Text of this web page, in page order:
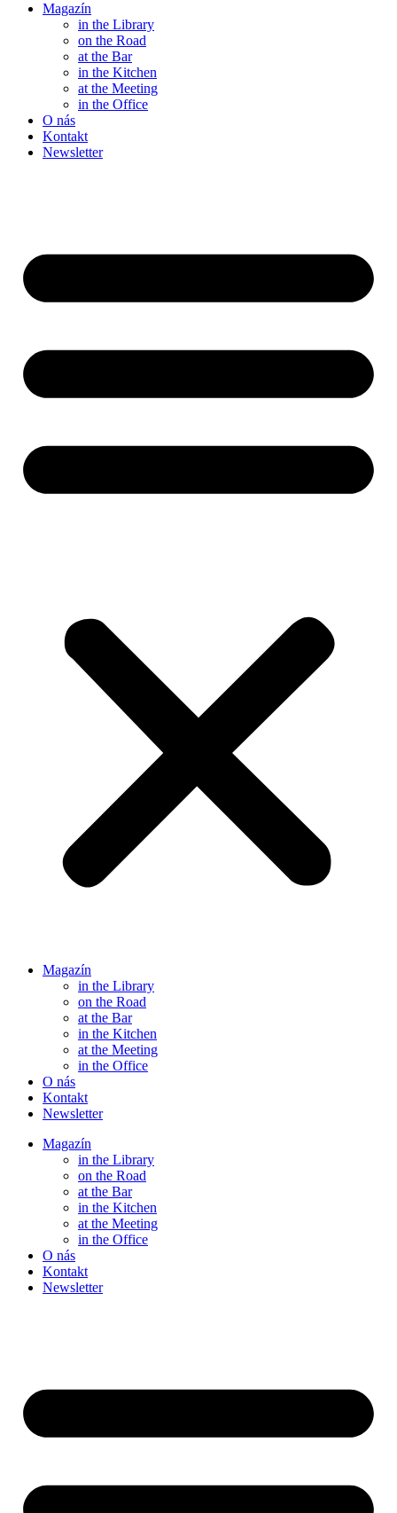
Magazín
in the Library
on the Road
at the Bar
in the Kitchen
at the Meeting
in the Office
O nás
Kontakt
Newsletter
Magazín
in the Library
on the Road
at the Bar
in the Kitchen
at the Meeting
in the Office
O nás
Kontakt
Newsletter
Magazín
in the Library
on the Road
at the Bar
in the Kitchen
at the Meeting
in the Office
O nás
Kontakt
Newsletter